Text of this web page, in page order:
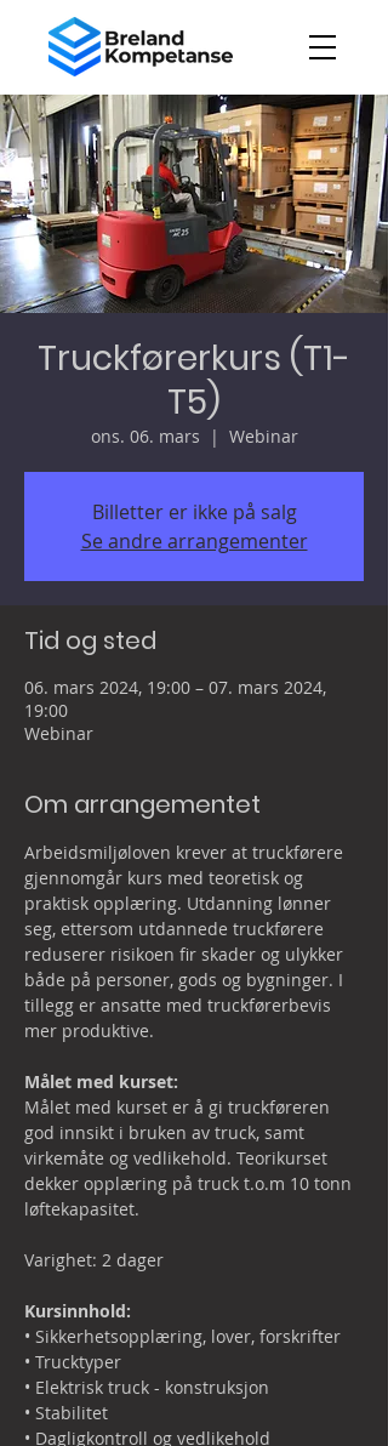
Truckførerkurs (T1-
T5)
ons. 06. mars
  |
Webinar
Billetter er ikke på salg
Se andre arrangementer
Tid og sted
06. mars 2024, 19:00 – 07. mars 2024,
19:00
Webinar
Om arrangementet
Arbeidsmiljøloven krever at truckførere
gjennomgår kurs med teoretisk og
praktisk opplæring. Utdanning lønner
seg, ettersom utdannede truckførere
reduserer risikoen fir skader og ulykker
både på personer, gods og bygninger. I
tillegg er ansatte med truckførerbevis
mer produktive.
Målet med kurset:
Målet med kurset er å gi truckføreren
god innsikt i bruken av truck, samt
virkemåte og vedlikehold. Teorikurset
dekker opplæring på truck t.o.m 10 tonn
løftekapasitet.
Varighet: 2 dager
Kursinnhold:
• Sikkerhetsopplæring, lover, forskrifter
• Trucktyper
• Elektrisk truck - konstruksjon
• Stabilitet
• Dagligkontroll og vedlikehold